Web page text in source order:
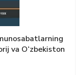
vа O‘zbekiston